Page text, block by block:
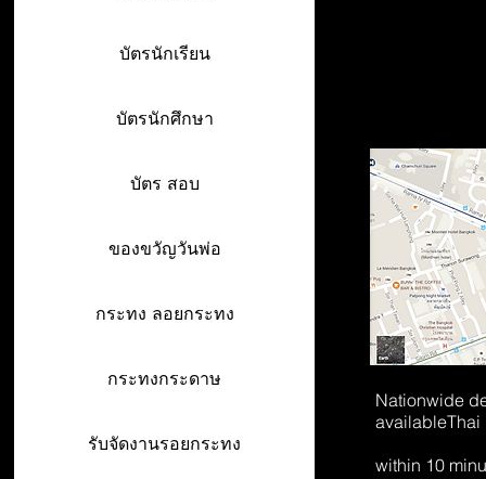
บัตรนักเรียน
บัตรนักศึกษา
บัตร สอบ
ของขวัญวันพ่อ
กระทง ลอยกระทง
กระทงกระดาษ
รับจัดงานรอยกระทง
Nationwide
availableThai
within 10